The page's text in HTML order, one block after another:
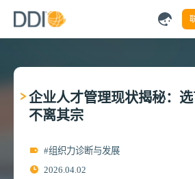
企业人才管理现状揭秘：
不离其宗
#组织力诊断与发展
2026.04.02